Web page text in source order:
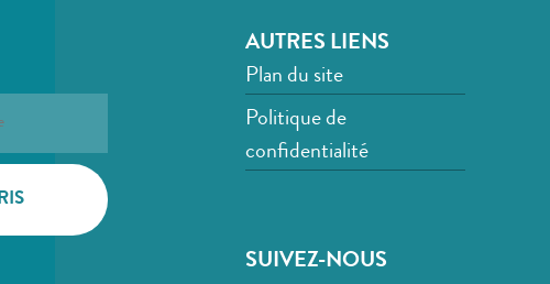
AUTRES LIENS
Plan du site
Politique de
confidentialité
SUIVEZ-NOUS